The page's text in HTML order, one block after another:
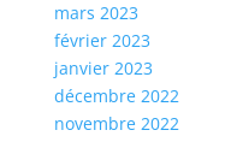
mars 2023
février 2023
janvier 2023
décembre 2022
novembre 2022